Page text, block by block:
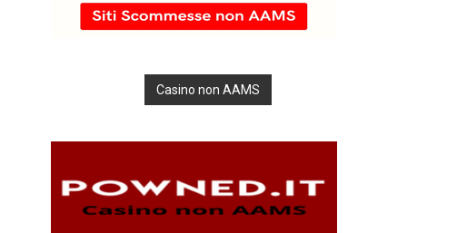
Casino non AAMS